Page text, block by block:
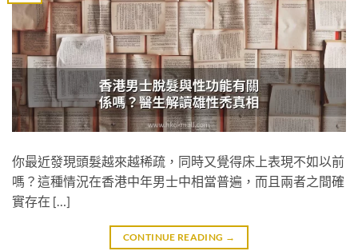
你最近發現頭髮越來越稀疏，同時又覺得床上表現不如以前
嗎？這種情況在香港中年男士中相當普遍，而且兩者之間確
實存在 […]
CONTINUE READING →